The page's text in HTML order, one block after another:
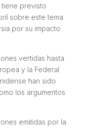
tiene previsto
sobre este tema
por su impacto
vertidas hasta
y la Federal
han sido
los argumentos
emitidas por la